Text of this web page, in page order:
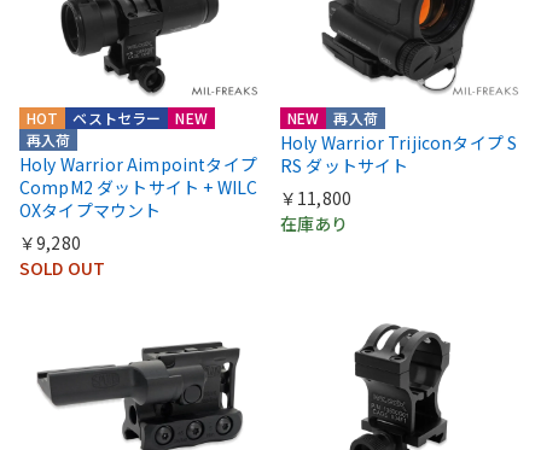
HOT
NEW
再入荷
ベストセラー
Holy Warrior Aimpointタイプ
CompM2 ダットサイト + WILC
OXタイプマウント
￥9,280
SOLD OUT
NEW 再入荷
Holy Warrior Trijiconタイプ S
RS ダットサイト
￥11,800
在庫あり